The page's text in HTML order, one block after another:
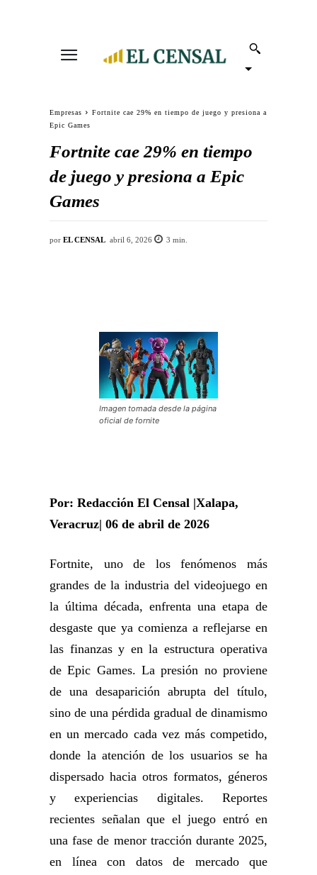
Empresas
Fortnite cae 29% en tiempo de juego y presiona a
Epic Games
Fortnite cae 29% en tiempo
de juego y presiona a Epic
Games
por EL CENSAL abril 6, 2026 3 min.
Imagen tomada desde la página
oficial de fornite
Por: Redacción El Censal |Xalapa,
Veracruz| 06 de abril de 2026
Fortnite, uno de los fenómenos más
grandes de la industria del videojuego en
la última década, enfrenta una etapa de
desgaste que ya comienza a reflejarse en
las finanzas y en la estructura operativa
de Epic Games. La presión no proviene
de una desaparición abrupta del título,
sino de una pérdida gradual de dinamismo
en un mercado cada vez más competido,
donde la atención de los usuarios se ha
dispersado hacia otros formatos, géneros
y experiencias digitales. Reportes
recientes señalan que el juego entró en
una fase de menor tracción durante 2025,
en línea con datos de mercado que